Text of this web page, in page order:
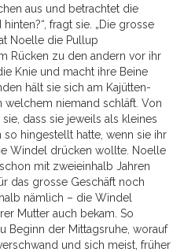
aus und betrachtet die
fragt sie. „Die grosse
Noelle die Pullup
Rücken zu den andern vor ihr
Knie und macht ihre Beine
hält sie sich am Kajütten-
welchem niemand schläft. Von
dass sie jeweils als kleines
hingestellt hatte, wenn sie ihr
Windel drücken wollte. Noelle
mit zweieinhalb Jahren
das grosse Geschäft noch
nämlich – die Windel
Mutter auch bekam. So
Beginn der Mittagsruhe, worauf
und sich meist, früher